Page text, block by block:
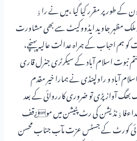
طور پر مقرر کیا گیا ،میں نے راﺅ
ملک مظہر جاوید ایڈووکیٹ سے بھی مشاورت
کو ہم احباب کے ہمراہ عدالت عالیہ پہنچے،
نبوت اسلام آباد کے سیکرٹری جنرل قاری
آباد و راولپنڈی نے ہمارا خیر مقدم
آواز پڑی تو ضروری کارروائی کے بعد
کی رٹ پٹیشن میں مو¿قف
ہائی کورٹ کے جسٹس عزت مآب جناب محسن